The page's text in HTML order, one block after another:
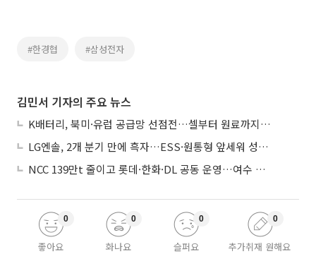
#한경협 #삼성전자
김민서 기자의 주요 뉴스
K배터리, 북미·유럽 공급망 선점전…셀부터 원료까지 현지화
LG엔솔, 2개 분기 만에 흑자…ESS·원통형 앞세워 성장 가속
NCC 139만t 줄이고 롯데·한화·DL 공동 운영…여수 1호 본궤도
좋아요
0
화나요
0
슬퍼요
0
추가취재 원해요
0